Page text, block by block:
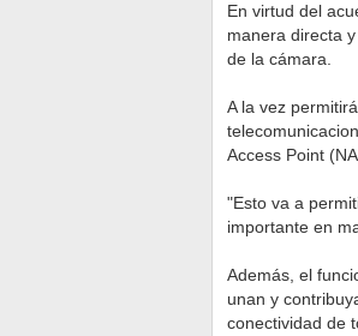
En virtud del
manera directa
de la cámara.
A la vez
Access Point
"Esto va a
importante en
Además, el
unan y
conectividad de